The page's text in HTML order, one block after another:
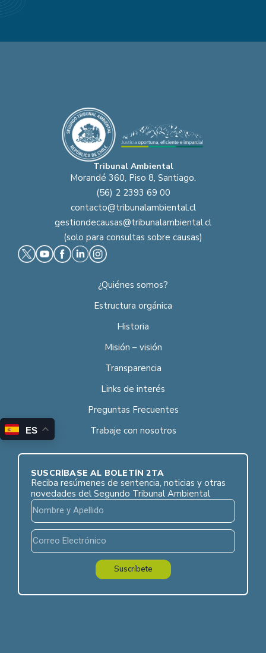
Tribunal Ambiental
Morandé 360, Piso 8, Santiago.
(56) 2 2393 69 00
contacto@tribunalambiental.cl
gestiondecausas@tribunalambiental.cl
(solo para consultas sobre causas)
¿Quiénes somos?
Estructura orgánica
Historia
Misión – visión
Transparencia
Links de interés
Preguntas Frecuentes
Trabaje con nosotros
SUSCRÍBASE AL BOLETÍN 2TA
Reciba resúmenes de sentencia, noticias y otras
novedades del Segundo Tribunal Ambiental
Suscríbete
ES